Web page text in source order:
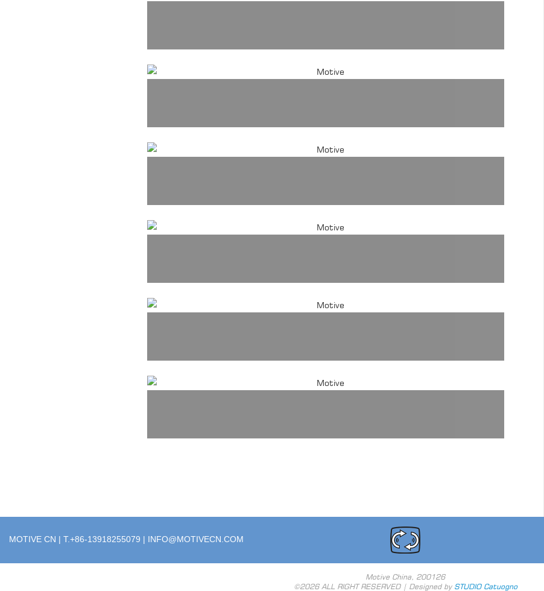
MOTIVE CN | T.+86-13918255079 | INFO@MOTIVECN.COM
Motive China, 200126
©2026 ALL RIGHT RESERVED | Designed by STUDIO Catuogno